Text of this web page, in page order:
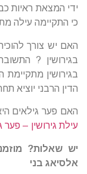
ידי המצאת ראיות
כי התקיימה עילה
האם יש צורך
בגירושין ?
בגירושין
הדין הרבני יוציא
האם פער גילאים
עילת גירושין – פער
יש שאלות?
אלסיאג בני